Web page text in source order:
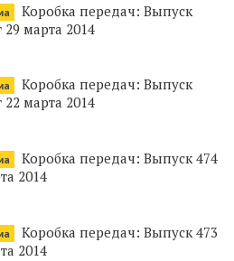
Коробка передач: Выпуск
марта 2014
Коробка передач: Выпуск
марта 2014
Коробка передач: Выпуск 474
2014
Коробка передач: Выпуск 473
2014